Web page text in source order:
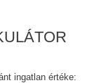
ingatlan értéke: